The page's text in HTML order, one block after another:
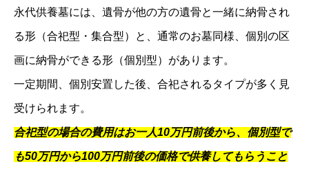
永代供養墓には、遺骨が他の方の遺骨と一緒に納骨され
る形（合祀型・集合型）と、通常のお墓同様、個別の区
画に納骨ができる形（個別型）があります。
一定期間、個別安置した後、合祀されるタイプが多く見
受けられます。
合祀型の場合の費用はお一人10万円前後から、個別型で
も50万円から100万円前後の価格で供養してもらうこと